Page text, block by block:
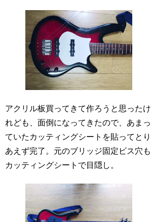
アクリル板買ってきて作ろうと思ったけ
れども、面倒になってきたので、あまっ
ていたカッティングシートを貼ってとり
あえず完了。元のブリッジ固定ビス穴も
カッティングシートで目隠し。